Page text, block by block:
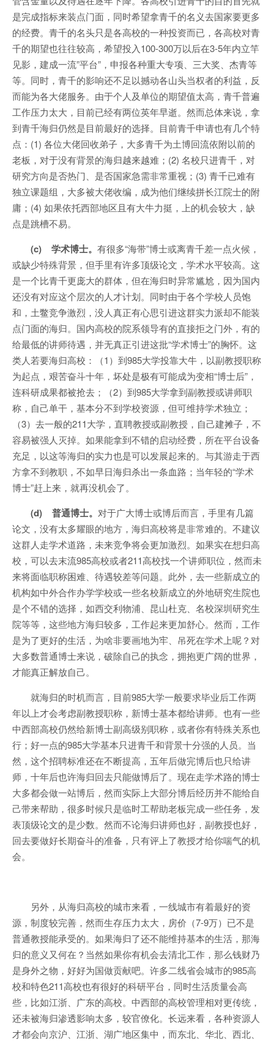
是完成指标来装点门面，同时希望拿青千的名义去国家要更多
的经费。青千的名头只是各高校的一种投资而已，各高校对青
千的期望也往往较高，希望投入100-300万以后在3-5年内立竿
见影，建成一流”平台”，申报各种重大专项、三大奖、杰青等
等。同时，青千的影响还不足以撼动各山头当权者的利益，反
而能为各大佬服务。由于个人及单位的期望值太高，青千普遍
工作压力太大，目前已经有两位英年早逝。然而总体来说，拿
到青千海归仍然是目前最好的选择。目前青千申请也有几个特
点：(1) 各位大佬回收弟子，大多青千为土博回流依附以前的
老板，对于没有背景的海归越来越难；(2) 名校只进青千，对
研究方向是否热门、是否国家急需非常重视；(3) 青千已难有
独立课题组，大多被大佬收编，成为他们继续拼长江院士的附
庸；(4) 如果依托西部地区且有大牛力挺，上的机会较大，缺
点是跳槽不易。
(c) 学术博士。 有很多“海带”博士或离青千差一点火候，
或缺少特殊背景，但手里有许多顶级论文，学术水平较高。这
是一个比青千更庞大的群体，但在海归时异常尴尬，因为国内
还没有对应这个层次的人才计划。同时由于各个学校人员饱
和，土鳖竞争激烈，没人真正有心思引进这群实力派却不能装
点门面的海归。国内高校的院系领导有的直接拒之门外，有的
给最低的讲师待遇，并无真正引进这批“学术博士”的胸怀。这
类人若要海归高校：（1）到985大学投靠大牛，以副教授职称
为起点，艰苦奋斗十年，坏处是极有可能成为变相“博士后”，
连科研成果都被抢去；（2）到985大学拿到副教授或讲师职
称，自己单干，基本分不到学校资源，但可维持学术独立；
（3）去一般的211大学，直聘教授或副教授，自己建摊子，不
容易被强人灭掉。如果能拿到不错的启动经费，所在平台设备
充足，以这等海归的实力也是可以发展起来的。与其游走于西
方拿不到教职，不如早日海归杀出一条血路；当年轻的“学术
博士”赶上来，就再没机会了。
(d) 普通博士。 对于广大博士或博后而言，手里有几篇
论文，没有太多耀眼的地方，海归高校将是非常难的。不建议
这群人走学术道路，未来竞争将会更加激烈。如果实在想归高
校，可以去末流985高校或者211高校找一个讲师职位，然而未
来将面临职称困难、待遇较差等问题。此外，去一些新成立的
机构如中外合作办学学校或一些名校新成立的外地研究生院也
是个不错的选择，如西交利物浦、昆山杜克、名校深圳研究生
院等等，这些地方海归较多，工作起来更加舒心。然而，工作
是为了更好的生活，为啥非要画地为牢、吊死在学术上呢？对
大多数普通博士来说，破除自己的执念，拥抱更广阔的世界，
才能真正解放自己。
就海归的时机而言，目前985大学一般要求毕业后工作两
年以上才会考虑副教授职称，新博士基本都给讲师。也有一些
中西部高校仍然给新博士副高级别职称，或者你有特殊关系也
行；好一点的985大学基本只进青千和背景十分强的人员。当
然，这个招聘标准还在不断提高，五年后做完博后也只给讲
师，十年后也许海归回去只能做博后了。现在走学术路的博士
大多都会做一站博后，然而实际上大部分博后经历并不能给自
己带来帮助，很多时候只是临时工帮助老板完成一些任务，发
表顶级论文的是少数。然而不论海归讲师也好，副教授也好，
回去要做好长期奋斗的准备，只有评上了教授才给你喘气的机
会。
另外，从海归高校的城市来看，一线城市有着最好的资
源，制度较完善，然而生存压力太大，房价（7-9万）已不是
普通教授能承受的。如果海归了还不能维持基本的生活，那海
归的意义又何在？当然如果你有机会去清北工作，那么钱财乃
是身外之物，好好为国做贡献吧。许多二线省会城市的985高
校和特色211高校也有很好的科研平台，同时生活质量会高
些，比如江浙、广东的高校。中西部的高校管理相对更传统，
还未被海归渗透影响太多，较官僚化。长远来看，各种资源人
才都会向京沪、江浙、湖广地区集中，而东北、华北、西北、